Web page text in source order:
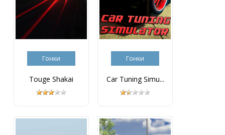
Гонки
Touge Shakai
Гонки
Car Tuning Simu...